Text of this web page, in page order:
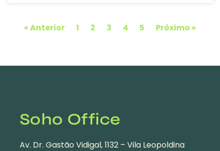
« Anterior 1 2 3 4 5 Próximo »
Soho Office
Av. Dr. Gastão Vidigal, 1132 – Vila Leopoldina